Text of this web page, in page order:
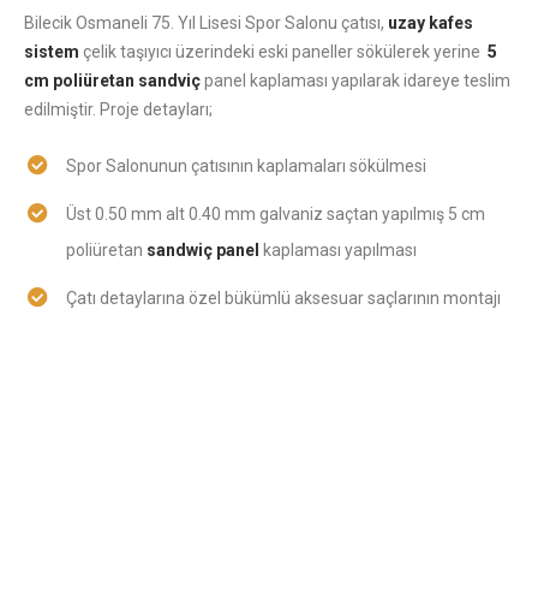
Bilecik Osmaneli 75. Yıl Lisesi Spor Salonu çatısı, uzay kafes
sistem çelik taşıyıcı üzerindeki eski paneller sökülerek yerine 5
cm poliüretan sandviçpanel kaplaması yapılarak idareye teslim
edilmiştir. Proje detayları;
Spor Salonunun çatısının kaplamaları sökülmesi
Üst 0.50 mm alt 0.40 mm galvaniz saçtan yapılmış 5 cm
poliüretan sandwiç panel kaplaması yapılması
Çatı detaylarına özel bükümlü aksesuar saçlarının montajı